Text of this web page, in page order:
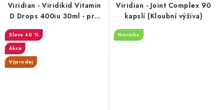
Viridian - Viridikid Vitamin
D Drops 400iu 30ml - pro
děti - DMS 6/26
40 %
Akce
Výprodej
Viridian - Joint Complex 90
kapslí (Kloubní výživa)
Novinka